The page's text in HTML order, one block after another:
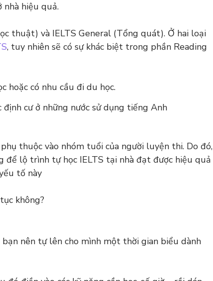
nhà hiệu quả.
thuật) và IELTS General (Tổng quát). Ở hai loại
, tuy nhiên sẽ có sự khác biệt trong phần Reading
hoặc có nhu cầu đi du học.
cư ở những nước sử dụng tiếng Anh
thuộc vào nhóm tuổi của người luyện thi. Do đó,
để lộ trình tự học IELTS tại nhà đạt được hiệu quả
tố này
không?
bạn nên tự lên cho mình một thời gian biểu dành